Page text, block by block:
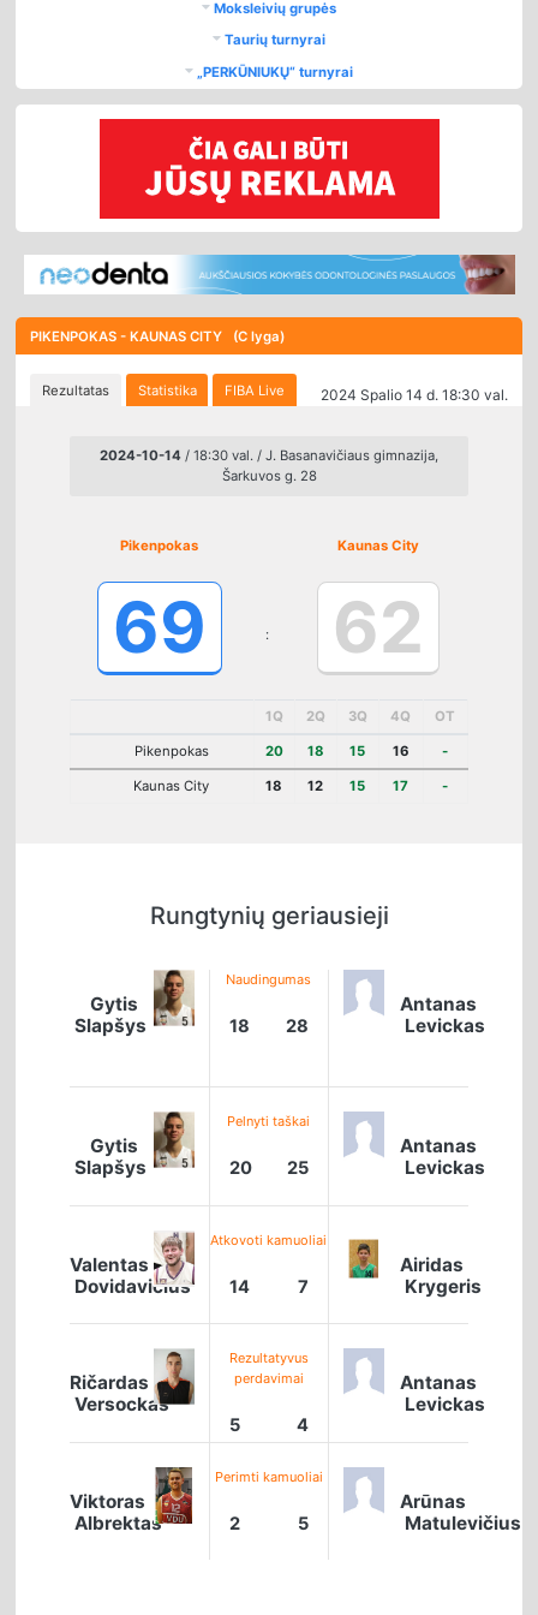
Moksleivių grupės
Taurių turnyrai
„PERKŪNIUKŲ“ turnyrai
PIKENPOKAS - KAUNAS CITY (C lyga)
Rezultatas Statistika FIBA Live 2024 Spalio 14 d. 18:30 val.
2024-10-14 / 18:30 val. / J. Basanavičiaus gimnazija,
Šarkuvos g. 28
Pikenpokas
69
Kaunas City
62
:
1Q 2Q 3Q 4Q OT
Pikenpokas 20 18 15 16 -
Kaunas City 18 12 15 17 -
Rungtynių geriausieji
Gytis
Slapšys
Naudingumas
18 28
Antanas
Levickas
Gytis
Slapšys
Pelnyti taškai
20 25
Antanas
Levickas
Valentas
Dovidavičius
Atkovoti kamuoliai
14 7
Airidas
Krygeris
Ričardas
Versockas
Rezultatyvus
perdavimai
5 4
Antanas
Levickas
Viktoras
Albrektas
Perimti kamuoliai
2 5
Arūnas
Matulevičius